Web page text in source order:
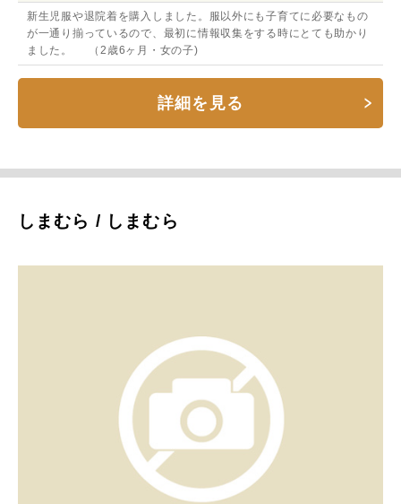
新生児服や退院着を購入しました。服以外にも子育てに必要なもの
が一通り揃っているので、最初に情報収集をする時にとても助かり
ました。 （2歳6ヶ月・女の子)
詳細を見る
しまむら / しまむら